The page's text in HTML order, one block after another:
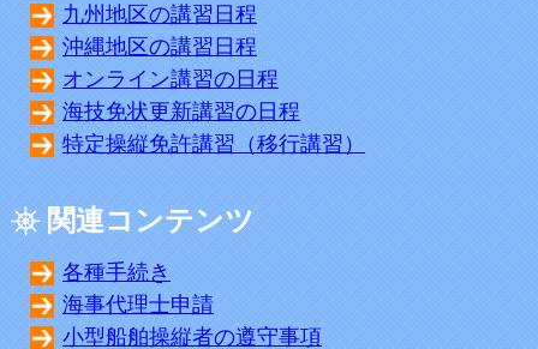
九州地区の講習日程
沖縄地区の講習日程
オンライン講習の日程
海技免状更新講習の日程
特定操縦免許講習（移行講習）
関連コンテンツ
各種手続き
海事代理士申請
小型船舶操縦者の遵守事項